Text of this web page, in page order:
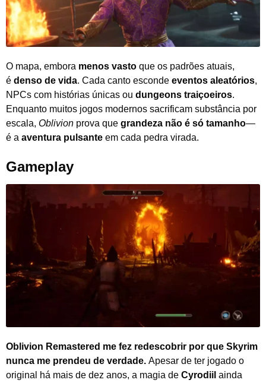
O mapa, embora menos vasto que os padrões atuais,
é denso de vida. Cada canto esconde eventos aleatórios,
NPCs com histórias únicas ou dungeons traiçoeiros.
Enquanto muitos jogos modernos sacrificam substância por
escala, Oblivion prova que grandeza não é só tamanho—
é a aventura pulsante em cada pedra virada.
Gameplay
Oblivion Remastered me fez redescobrir por que Skyrim
nunca me prendeu de verdade. Apesar de ter jogado o
original há mais de dez anos, a magia de Cyrodiil ainda